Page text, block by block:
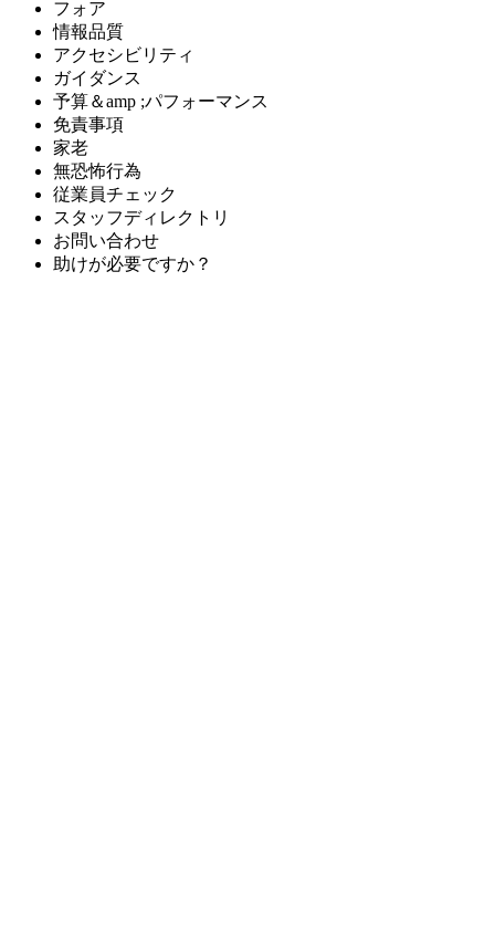
フォア
情報品質
アクセシビリティ
ガイダンス
予算＆amp ;パフォーマンス
免責事項
家老
無恐怖行為
従業員チェック
スタッフディレクトリ
お問い合わせ
助けが必要ですか？